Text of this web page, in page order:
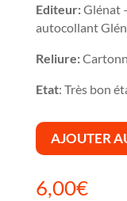
Editeur:Glénat
autocollant
Reliure:
Etat: Très bon
AJOUTER
6,00€